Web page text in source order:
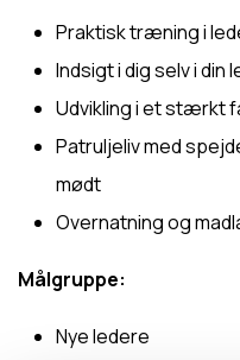
Praktisk træning i
Indsigt i dig selv i din
Udvikling i et stærkt
Patruljeliv med
mødt
Overnatning og
Målgruppe:
Nye ledere